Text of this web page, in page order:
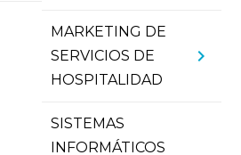
MARKETING DE
SERVICIOS DE
HOSPITALIDAD
chevron_right
SISTEMAS
INFORMÁTICOS